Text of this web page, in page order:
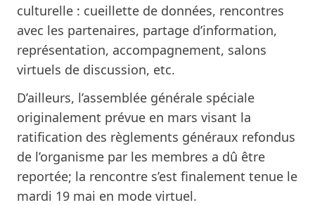
culturelle : cueillette de données, rencontres
avec les partenaires, partage d’information,
représentation, accompagnement, salons
virtuels de discussion, etc.
D’ailleurs, l’assemblée générale spéciale
originalement prévue en mars visant la
ratification des règlements généraux refondus
de l’organisme par les membres a dû être
reportée; la rencontre s’est finalement tenue le
mardi 19 mai en mode virtuel.